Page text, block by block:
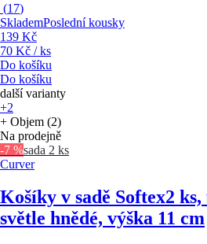
(17)
SklademPoslední kousky
139 Kč
70 Kč / ks
Do košíku
Do košíku
další varianty
+2
+ Objem (2)
Na prodejně
-7 %sada 2 ks
Curver
Košíky v sadě Softex2
světle hnědé, výška 11 cm